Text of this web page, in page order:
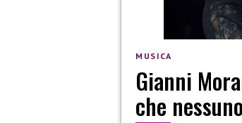
MUSICA
Gianni
che